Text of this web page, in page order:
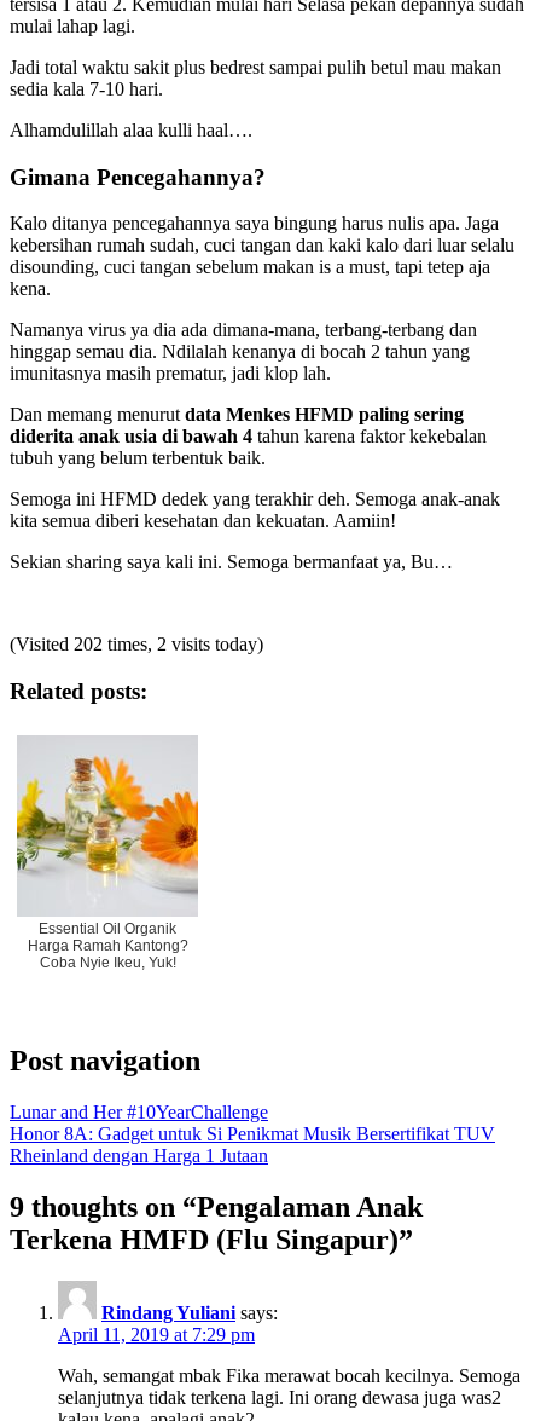
tersisa 1 atau 2. Kemudian mulai hari Selasa pekan depannya sudah
mulai lahap lagi.
Jadi total waktu sakit plus bedrest sampai pulih betul mau makan
sedia kala 7-10 hari.
Alhamdulillah alaa kulli haal….
Gimana Pencegahannya?
Kalo ditanya pencegahannya saya bingung harus nulis apa. Jaga
kebersihan rumah sudah, cuci tangan dan kaki kalo dari luar selalu
disounding, cuci tangan sebelum makan is a must, tapi tetep aja
kena.
Namanya virus ya dia ada dimana-mana, terbang-terbang dan
hinggap semau dia. Ndilalah kenanya di bocah 2 tahun yang
imunitasnya masih prematur, jadi klop lah.
Dan memang menurutdata Menkes HFMD paling sering
diderita anak usia di bawah 4 tahun karena faktor kekebalan
tubuh yang belum terbentuk baik.
Semoga ini HFMD dedek yang terakhir deh. Semoga anak-anak
kita semua diberi kesehatan dan kekuatan. Aamiin!
Sekian sharing saya kali ini. Semoga bermanfaat ya, Bu…
(Visited 202 times, 2 visits today)
Related posts:
Essential Oil Organik
Harga Ramah Kantong?
Coba Nyie Ikeu, Yuk!
Post navigation
Lunar and Her #10YearChallenge
Honor 8A: Gadget untuk Si Penikmat Musik Bersertifikat TUV
Rheinland dengan Harga 1 Jutaan
9 thoughts on “Pengalaman Anak
Terkena HMFD (Flu Singapur)”
Rindang Yuliani says:
April 11, 2019 at 7:29 pm
Wah, semangat mbak Fika merawat bocah kecilnya. Semoga
selanjutnya tidak terkena lagi. Ini orang dewasa juga was2